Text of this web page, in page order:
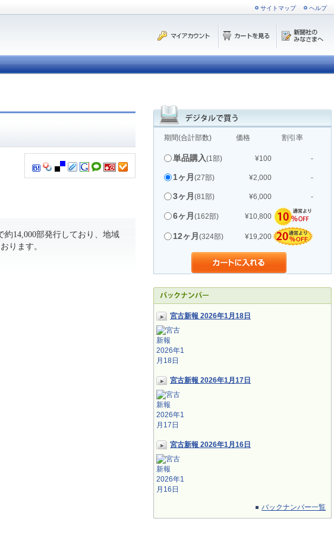
サイトマップ ヘルプ
期間(合計部数) 価格 割引率
単品購入(1部) ¥100 -
1ヶ月 (27部) ¥2,000 -
3ヶ月 (81部) ¥6,000 -
6ヶ月 (162部) ¥10,800
12ヶ月 (324部) ¥19,200
宮古新報 2026年1月18日
宮古新報 2026年1月17日
宮古新報 2026年1月16日
バックナンバー一覧
14,000部発行しており、地域
ります。